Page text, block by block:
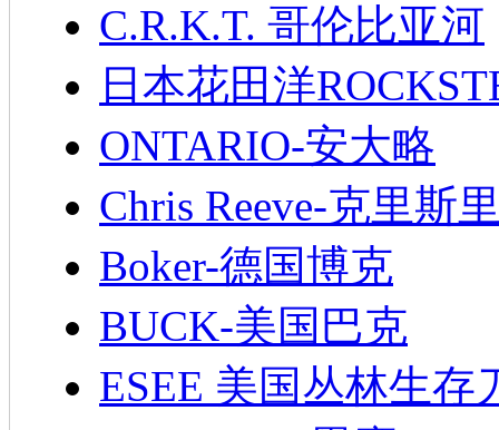
C.R.K.T. 哥伦比亚河
日本花田洋
ONTARIO-安大略
Chris Reeve-克里斯
Boker-德国博克
BUCK-美国巴克
ESEE 美国丛林生存